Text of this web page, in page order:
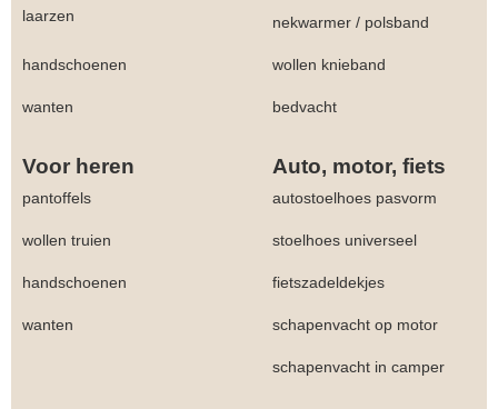
laarzen nekwarmer / polsband
handschoenen wollen knieband
wanten bedvacht
Voor heren Auto, motor, fiets
pantoffels autostoelhoes pasvorm
wollen truien stoelhoes universeel
handschoenen fietszadeldekjes
wanten schapenvacht op motor
schapenvacht in camper